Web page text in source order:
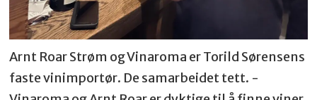
Arnt Roar Strøm og Vinaroma er Torild Sørensens
faste vinimportør. De samarbeidet tett. -